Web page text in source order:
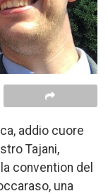
addio cuore
Tajani,
convention del
una